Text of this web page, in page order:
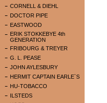
CORNELL & DIEHL
DOCTOR PIPE
EASTWOOD
ERIK STOKKEBYE 4th
GENERATION
FRIBOURG & TREYER
G. L. PEASE
JOHN AYLESBURY
HERMIT CAPTAIN EARLE`S
HU-TOBACCO
ILSTEDS